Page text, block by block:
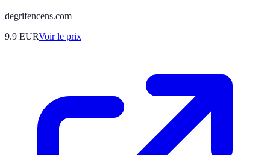
degrifencens.com
9.9 EURVoir le prix